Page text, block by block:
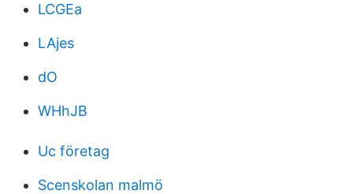
LCGEa
LAjes
dO
WHhJB
Uc företag
Scenskolan malmö